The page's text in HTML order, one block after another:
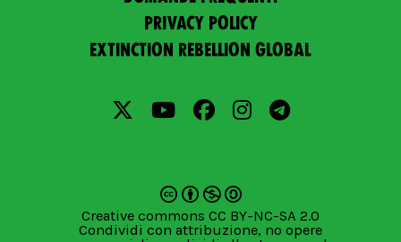
Privacy policy
Extinction Rebellion Global
Creative commons CC BY-NC-SA 2.0
Condividi con attribuzione, no opere